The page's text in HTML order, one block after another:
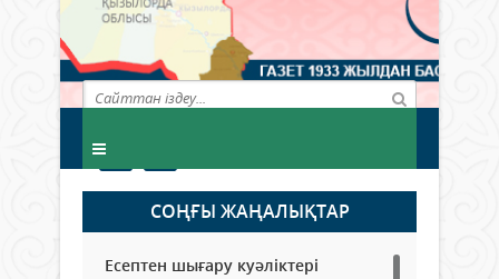
СОҢҒЫ ЖАҢАЛЫҚТАР
Есептен шығару куәліктері